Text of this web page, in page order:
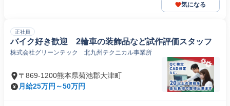
気になる
正社員
バイク好き歓迎 2輪車の装飾品など試作評価スタッフ
株式会社グリーンテック 北九州テクニカル事業所
〒869-1200熊本県菊池郡大津町
月給25万円～50万円